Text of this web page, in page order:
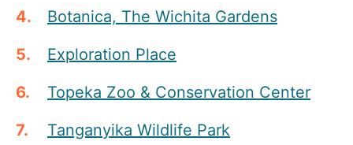
Botanica, The Wichita Gardens
Exploration Place
Topeka Zoo & Conservation Center
Tanganyika Wildlife Park